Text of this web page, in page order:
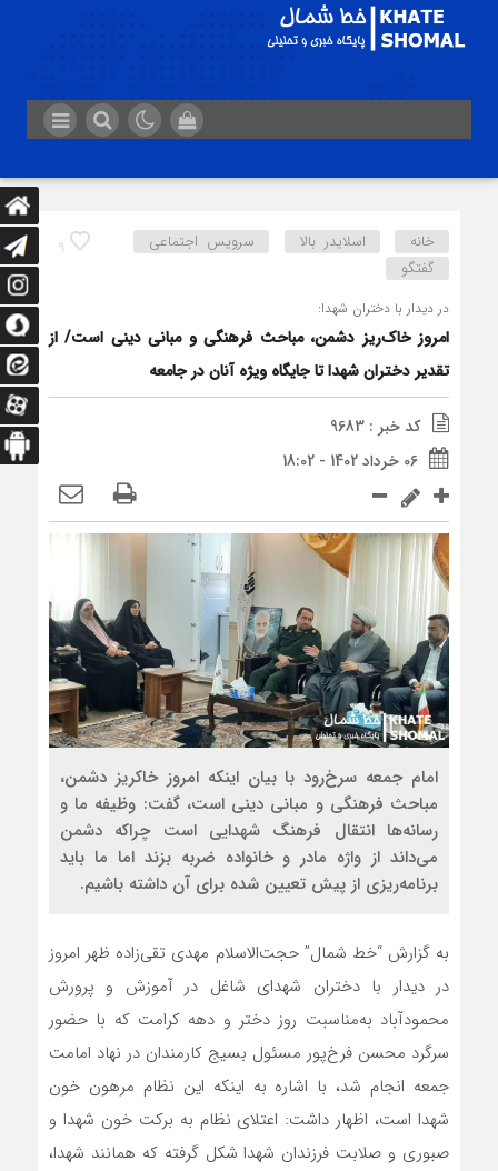
9 خانه اسلایدر بالا
سرویس اجتماعی
گفتگو
در دیدار با دختران شهدا:
امروز خاک‌ریز دشمن، مباحث فرهنگی و مبانی دینی است/ از
تقدیر دختران شهدا تا جایگاه ویژه آنان در جامعه
کد خبر : 9683
06 خرداد 1402 - 18:02
امام جمعه سرخ‌رود با بیان اینکه امروز خاکریز دشمن،
مباحث فرهنگی و مبانی دینی است، گفت: وظیفه ما و
رسانه‌ها انتقال فرهنگ شهدایی است چراکه دشمن
می‌داند از واژه مادر و خانواده ضربه بزند اما ما باید
برنامه‌ریزی از پیش تعیین شده برای آن داشته باشیم.
به گزارش “خط شمال” حجت‌الاسلام مهدی تقی‌زاده ظهر امروز
در دیدار با دختران شهدای شاغل در آموزش و پرورش
محمودآباد به‌مناسبت روز دختر و دهه کرامت که با حضور
سرگرد محسن فرخ‌پور مسئول بسیج کارمندان در نهاد امامت
جمعه انجام شد، با اشاره به اینکه این نظام مرهون خون
شهدا است، اظهار داشت: اعتلای نظام به برکت خون شهدا و
صبوری و صلابت فرزندان شهدا شکل گرفته که همانند شهدا،